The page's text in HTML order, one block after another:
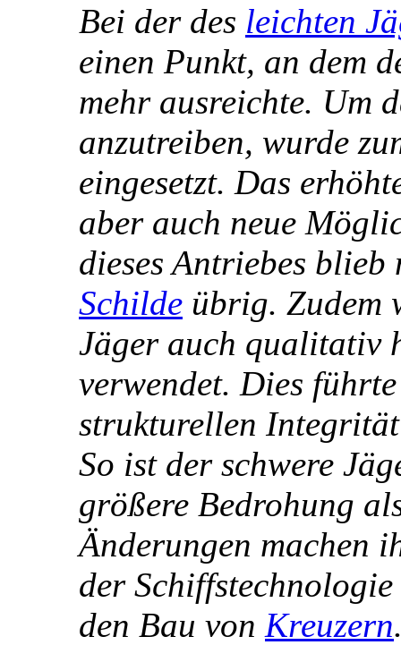
Bei der des leichten
einen Punkt, an dem
mehr ausreichte. Um
anzutreiben, wurde
eingesetzt. Das
aber auch neue
dieses Antriebes
Schilde übrig. Zudem
Jäger auch qualitativ
verwendet. Dies
strukturellen
So ist der schwere
größere Bedrohung
Änderungen machen
der
den Bau von Kreuzern